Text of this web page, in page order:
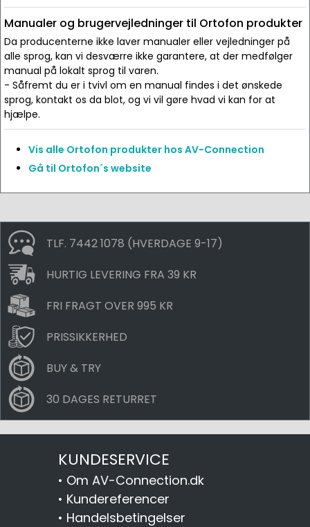
Manualer og brugervejledninger til Ortofon produkter
Da producenterne ikke laver manualer eller vejledninger på
alle sprog, kan vi desværre ikke garantere, at der medfølger
manual på lokalt sprog til varen.
- Såfremt du er i tvivl om en manual findes i det ønskede
sprog, kontakt os da blot, og vi vil gøre hvad vi kan for at
hjælpe.
Vis alle Ortofon produkter hos AV-Connection
Gå til Ortofon´s website
TLF. 7442 1078 (HVERDAGE 9-17)
HURTIG LEVERING FRA 39 KR
FRI FRAGT OVER 995 KR
PRISSIKKERHED
BUY & TRY
30 DAGES RETURRET
KUNDESERVICE
• Om AV-Connection.dk
• Kundereferencer
• Handelsbetingelser